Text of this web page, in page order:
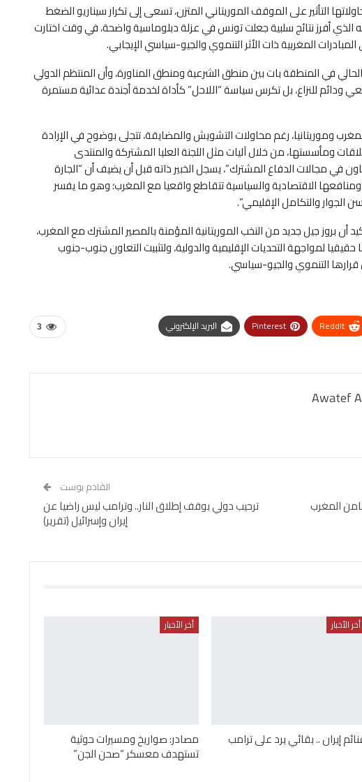
التأثير على الموقف الموريتاني المتزن، تسعى إلى تكرار سيناريو الضغط
أفرز نتائج سلبية جعلت تونس في عزلة دبلوماسية واضحة، في وقت اختارت
المغربية ذات الأثر التنموي والجيو-سياسي الإيجابي.
في المنطقة بات بين منطق الشرعية ومنطق المناورة، وأن المنتظم الدولي
ودائم للنزاع، بل تكرس سياسة “اللاحل” كأداة لخدمة أجندة عدائية مستمرة
وموريتانيا، رغم محاولات التشويش والمضايقة، تتجلى بوضوح في الإرادة
ومأسستها، من خلال آليات مثل اللجنة العليا المشتركة والمنتدى
في مجالات الدفاع المشترك”، يسجل الخبير ذاته قبل أن يضيف أن “الجارة
ومنافعها الاقتصادية والسياسية تتقاطع واقعيا مع المغرب؛ وهو ما يفسر
الجوار والتكامل الإقليمي”.
بروز جيل جديد من النخب الموريتانية المؤمنة بالمصير المشترك مع المغرب،
لمواجهة التحديات الإقليمية والدولية، ولتثبيت التعاون جنوب-جنوب
قرارها التنموي والجيو-سياسي.
3 ReddIt
Pinterest البريد الإلكتروني
Awatef
المغرب
القادم بوست
ترحيب دولي بوقف إطلاق النار.. وترامب ليس راضيا عن
إيران وإسرائيل (تقرير)
أخر الأخبار
إيران .. بقائي يرد على ترامب
أخر الأخبار
مصادر: صواريخ ومسيرات حوثية
تستهدف معسكر “صحن الجن”